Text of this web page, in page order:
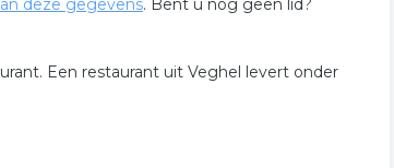
deze gegevens. Bent u nog geen lid?
Een restaurant uit Veghel levert onder